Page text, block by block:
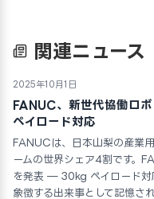
関連ニュース
2025年10月1日
FANUC、新世代協働ロ
ペイロード対応
FANUCは、日本山梨の産業
ームの世界シェア4割です。
を発表 — 30kg ペイロード対
象徴する出来事として記憶さ